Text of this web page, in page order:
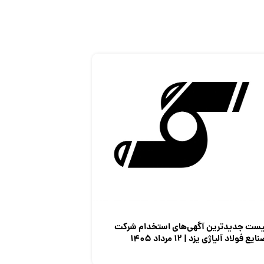
جدیدترین آگهی‌های استخدام شرکت
فولاد آلیاژی یزد | ۱۲ مرداد ۱۴۰۵